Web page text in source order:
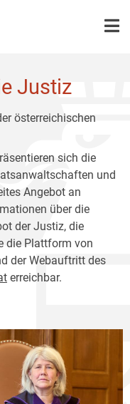
Justiz
österreichischen
sich die
und
Angebot an
über die
der Justiz, die
die Plattform von
der Webauftritt des
erreichbar.